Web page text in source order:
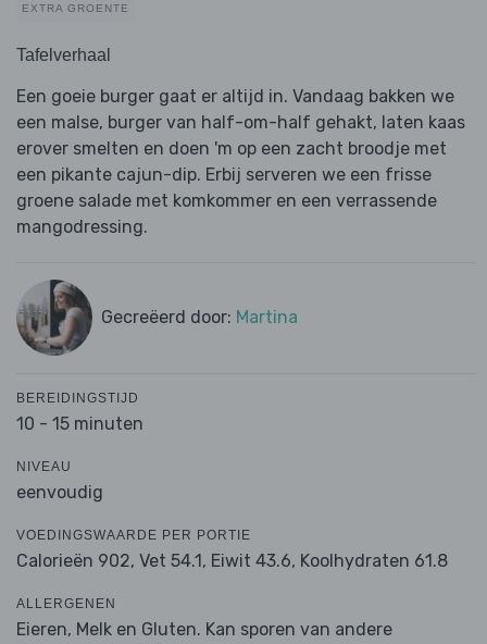
EXTRA GROENTE
Tafelverhaal
Een goeie burger gaat er altijd in. Vandaag bakken we
een malse, burger van half-om-half gehakt, laten kaas
erover smelten en doen 'm op een zacht broodje met
een pikante cajun-dip. Erbij serveren we een frisse
groene salade met komkommer en een verrassende
mangodressing.
Gecreëerd door: Martina
BEREIDINGSTIJD
10 - 15 minuten
NIVEAU
eenvoudig
VOEDINGSWAARDE PER PORTIE
Calorieën 902, Vet 54.1, Eiwit 43.6, Koolhydraten 61.8
ALLERGENEN
Eieren, Melk en Gluten. Kan sporen van andere